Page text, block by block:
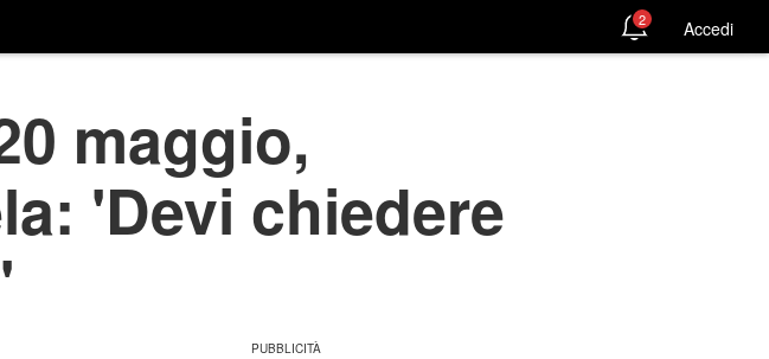
2 Accedi
maggio,
'Devi chiedere